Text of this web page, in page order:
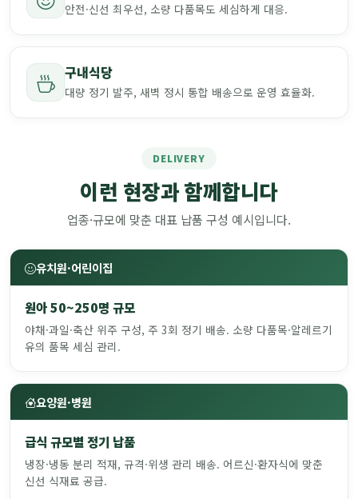
안전·신선 최우선, 소량 다품목도 세심하게 대응.
구내식당
대량 정기 발주, 새벽 정시 통합 배송으로 운영 효율화.
DELIVERY
이런 현장과 함께합니다
업종·규모에 맞춘 대표 납품 구성 예시입니다.
유치원·어린이집
원아 50~250명 규모
야채·과일·축산 위주 구성, 주 3회 정기 배송. 소량 다품목·알레르기
유의 품목 세심 관리.
요양원·병원
급식 규모별 정기 납품
냉장·냉동 분리 적재, 규격·위생 관리 배송. 어르신·환자식에 맞춘
신선 식재료 공급.